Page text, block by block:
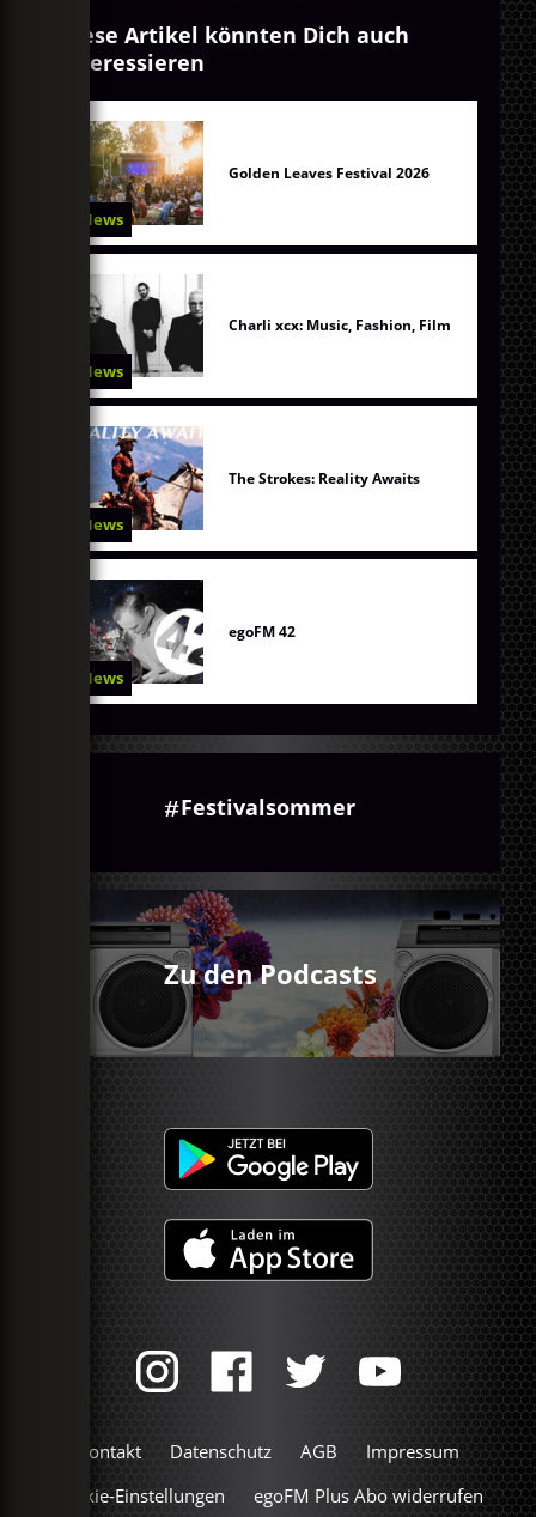
Diese Artikel könnten Dich auch
interessieren
News
Golden Leaves Festival 2026
News
Charli xcx: Music, Fashion, Film
News
The Strokes: Reality Awaits
News
egoFM 42
Festivalsommer
Zu den Podcasts
Kontakt Datenschutz AGB
Impressum
Cookie-Einstellungen
egoFM Plus Abo widerrufen